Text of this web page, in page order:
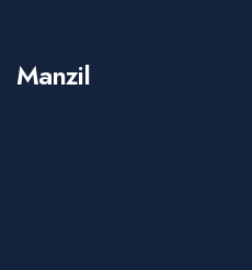
Manzil